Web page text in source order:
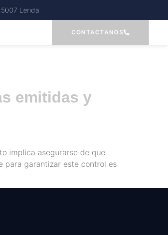
Lerida
CONTACTANOS
emitidas y
implica asegurarse de que
para garantizar este control es